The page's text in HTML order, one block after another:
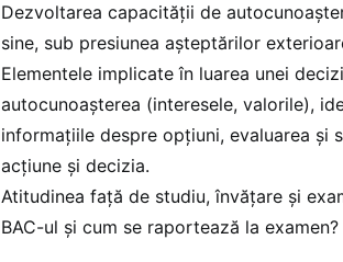
Dezvoltarea capacității de
sine, sub presiunea așteptărilor
Elementele implicate în luarea unei
autocunoașterea (interesele, valorile),
informațiile despre opțiuni, evaluarea și
acțiune și decizia.
Atitudinea față de studiu, învățare și
BAC-ul și cum se raportează la examen?